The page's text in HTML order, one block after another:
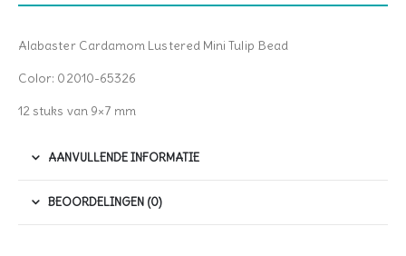
Alabaster Cardamom Lustered Mini Tulip Bead
Color: 02010-65326
12 stuks van 9×7 mm
AANVULLENDE INFORMATIE
BEOORDELINGEN (0)